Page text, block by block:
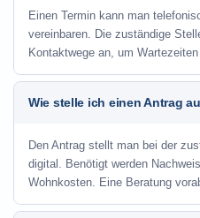
Einen Termin kann man
vereinbaren. Die zuständige
Kontaktwege an, um
Wie stelle ich einen Antrag
Den Antrag stellt man bei der
digital. Benötigt werden
Wohnkosten. Eine Beratung